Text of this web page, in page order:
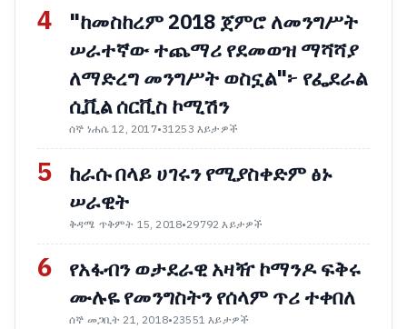
4
"ከመስከረም 2018 ጀምሮ ለመንግሥት
ሠራተኛው ተጨማሪ የደመወዝ ማሻሻያ
ለማድረግ መንግሥት ወስኗል"፦ የፌደራል
ሲቪል ሰርቪስ ኮሚሽን
ሰኞ ነሐሴ 12, 2017•31253 እይታዎች
5
ከራሱ በላይ ሀገሩን የሚያስቀድም ፅኑ
ሠራዊት
ቅዳሜ ጥቅምት 15, 2018•29792 እይታዎች
6
የአፋብን ወታደራዊ አዛዥ ኮማንዶ ፍቅሩ
ሙሉዬ የመንግስትን የሰላም ጥሪ ተቀበለ
ሰኞ መጋቢት 21, 2018•23551 እይታዎች